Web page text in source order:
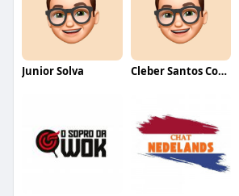
Junior Solva Cleber Santos Costa